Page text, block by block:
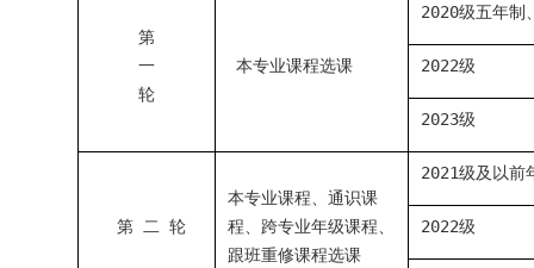
第
一
轮
本专业课程选课
2020级五年制
2022级
2023级
第 二 轮
本专业课程、通识课
程、跨专业年级课程、
跟班重修课程选课
2021级及以前
2022级